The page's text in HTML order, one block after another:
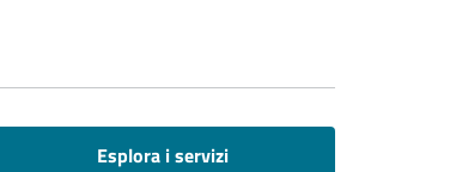
Esplora i servizi